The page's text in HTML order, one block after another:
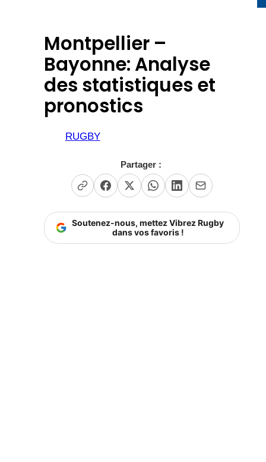
Montpellier –
Bayonne: Analyse
des statistiques et
pronostics
RUGBY
Partager :
Soutenez-nous, mettez Vibrez Rugby
dans vos favoris !